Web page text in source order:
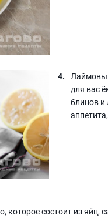
для вас
блинов
которое состоит из яйц,